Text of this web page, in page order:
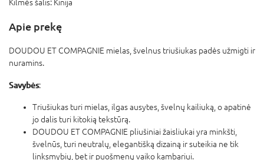
Kilmės šalis: Kinija
Apie prekę
DOUDOU ET COMPAGNIE mielas, švelnus triušiukas padės užmigti ir
nuramins.
Savybės:
Triušiukas turi mielas, ilgas ausytes, švelnų kailiuką, o apatinė
jo dalis turi kitokią tekstūrą.
DOUDOU ET COMPAGNIE pliušiniai žaisliukai yra minkšti,
švelnūs, turi neutralų, elegantišką dizainą ir suteikia ne tik
linksmybių, bet ir puošmenų vaiko kambariui.